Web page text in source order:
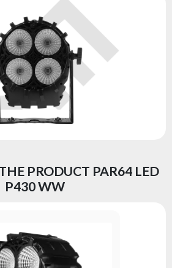
PRODUCT PAR64 LED
P430 WW